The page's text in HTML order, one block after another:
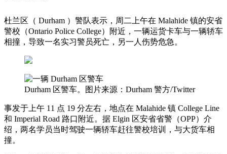
杜兰区（ Durham ）警队表示，周二上午在 Malahide 镇的安省
警校（Ontario Police College）附近，一辆运货卡车与一辆轿车
相撞，导致一名实习警员死亡，另一人伤势危急。
Durham 区警车。图片来源：Durham 警方/Twitter
事发于上午 11 点 19 分左右，地点在 Malahide 镇 College Line
和 Imperial Road 路口附近。据 Elgin 区安省省警（OPP）介
绍，两名学员当时驾驶一辆轿车赶往警校培训，与大货车相
撞。